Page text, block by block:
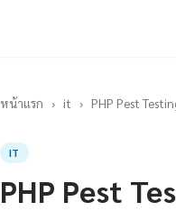
หน้าแรก › it › PHP Pest
IT
PHP Pest